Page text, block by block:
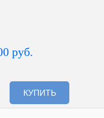
руб.
КУПИТЬ